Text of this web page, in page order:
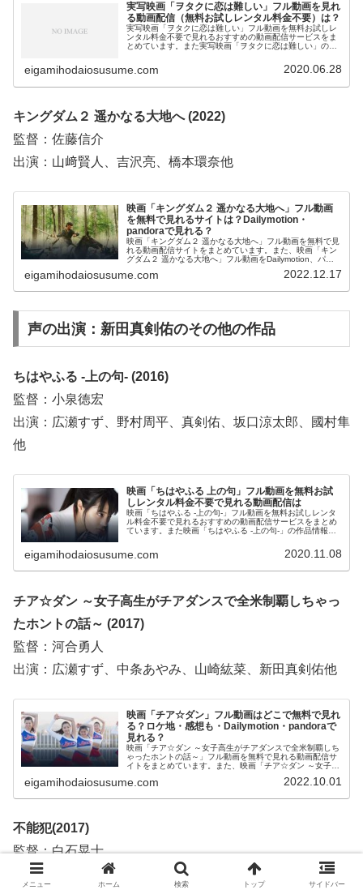
実写映画「ヲタクに恋は難しい」フル動画を見れ
る動画配信（無料お試しレンタル料金不要）は？
実写映画「ヲタクに恋は難しい」フル動画を無料お試しレ
ンタル料金不要で見れるおすすめの動画配信サービスをま
とめています。また実写映画「ヲタクに恋は難しい」のあ
ので、動画配信サービス選びや映画本編を見る前の予備知
識として役立ててください。
eigamihodaiosusume.com 2020.06.28
キングダム２ 遥かなる大地へ (2022)
監督：佐藤信介
出演：山﨑賢人、吉沢亮、橋本環奈他
映画「キングダム２ 遥かなる大地へ」フル動画
を無料で見れるサイトは？Dailymotion・
pandoraで見れる？
映画「キングダム２ 遥かなる大地へ」フル動画を無料で見
れる動画配信サイトをまとめています。また、映画「キン
グダム２ 遥かなる大地へ」フル動画をDailymotion、パン
「キングダム２ 遥かなる大地へ」の作品情報・あらすじに
映画本編を見る前の予備知識として役立ててください。
eigamihodaiosusume.com 2022.12.17
声の出演：新田真剣佑のその他の作品
ちはやふる -上の句- (2016)
監督：小泉徳宏
出演：広瀬すず、野村周平、真剣佑、坂口涼太郎、國村隼
他
映画「ちはやふる 上の句」フル動画を無料お試
しレンタル料金不要で見れる動画配信は
映画「ちはやふる -上の句-」フル動画を無料お試しレンタ
ル料金不要で見れるおすすめの動画配信サービスをまとめ
ています。また映画「ちはやふる -上の句-」の作品情報や
ビス選びや映画本編を見る前の予備知識として役立ててく
ださい。
eigamihodaiosusume.com 2020.11.08
チア☆ダン ～女子高生がチアダンスで全米制覇しちゃっ
たホントの話～ (2017)
監督：河合勇人
出演：広瀬すず、中条あやみ、山崎紘菜、新田真剣佑他
映画「チア☆ダン」フル動画はどこで無料で見れ
る？ロケ地・感想も・Dailymotion・pandoraで
見れる？
映画「チア☆ダン ～女子高生がチアダンスで全米制覇しち
ゃったホントの話～」フル動画を無料で見れる動画配信サ
イトをまとめています。また、映画「チア☆ダン ～女子高
動画をDailymotion、パンドラ、YouTubeで見れるかも調べ
ンスで全米制覇しちゃったホントの話～」の作品情報・あ
eigamihodaiosusume.com 2022.10.01
不能犯(2017)
監督：白石晃士
出演：松坂桃李、沢尻エリカ、新田真剣佑他
メニュー ホーム 検索 トップ サイドバー